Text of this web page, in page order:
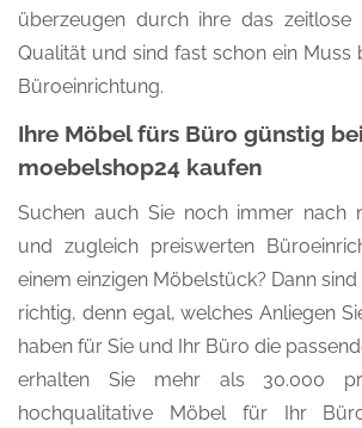
überzeugen durch ihre das zeitlose
Qualität und sind fast schon ein Muss
Büroeinrichtung.
Ihre Möbel fürs Büro günstig bei
moebelshop24 kaufen
Suchen auch Sie noch immer nach
und zugleich preiswerten
einem einzigen Möbelstück? Dann
richtig, denn egal, welches Anliegen
haben für Sie und Ihr Büro die
erhalten Sie mehr als 30.000
hochqualitative Möbel für Ihr